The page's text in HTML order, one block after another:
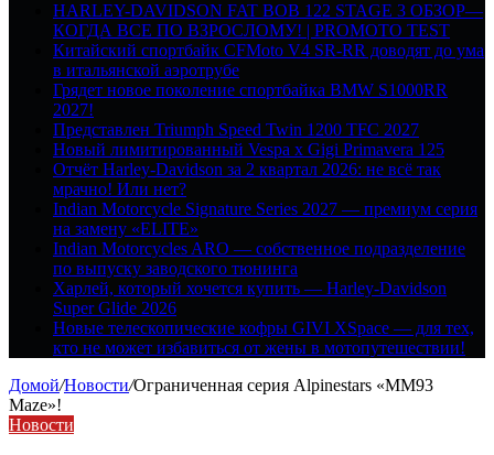
HARLEY-DAVIDSON FAT BOB 122 STAGE 3 ОБЗОР—
КОГДА ВСЕ ПО ВЗРОСЛОМУ! | PROMOTO TEST
Китайский спортбайк CFMoto V4 SR-RR доводят до ума
в итальянской аэротрубе
Грядет новое поколение спортбайка BMW S1000RR
2027!
Представлен Triumph Speed Twin 1200 TFC 2027
Новый лимитированный Vespa x Gigi Primavera 125
Отчёт Harley-Davidson за 2 квартал 2026: не всё так
мрачно! Или нет?
Indian Motorcycle Signature Series 2027 — премиум серия
на замену «ELITE»
Indian Motorcycles ARO — собственное подразделение
по выпуску заводского тюнинга
Харлей, который хочется купить — Harley-Davidson
Super Glide 2026
Новые телескопические кофры GIVI XSpace — для тех,
кто не может избавиться от жены в мотопутешествии!
Домой/Новости/Ограниченная серия Alpinestars «MM93
Maze»!
Новости